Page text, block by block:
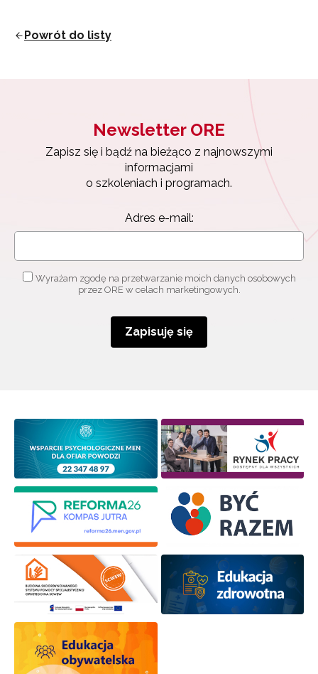
Powrót do listy
Newsletter ORE
Zapisz się i bądź na bieżąco z najnowszymi
informacjami
o szkoleniach i programach.
Adres e-mail:
Wyrażam zgodę na przetwarzanie moich danych osobowych
przez ORE w celach marketingowych.
Zapisuję się
Zapisz się i bądź na bieżąco z najnowszymi
Adres e-mail: